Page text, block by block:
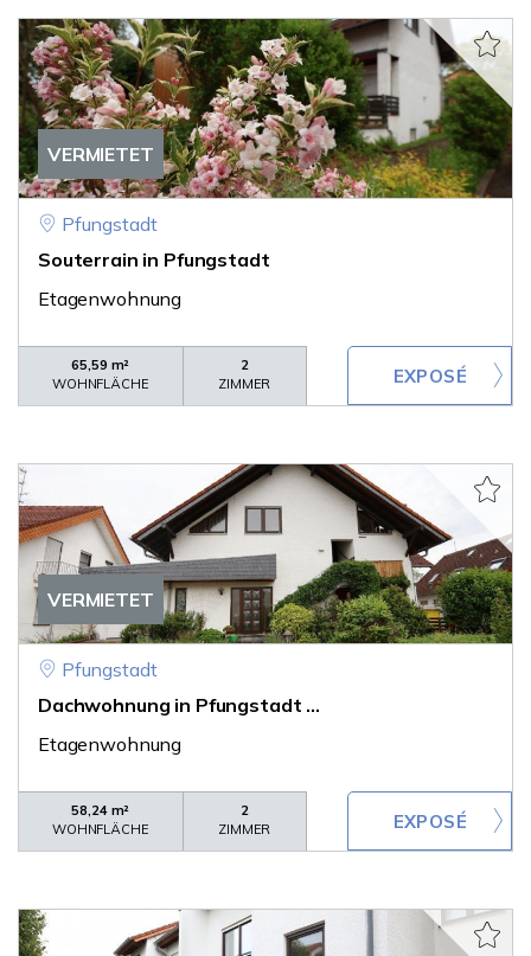
VERMIETET
Pfungstadt
Souterrain in Pfungstadt
Etagenwohnung
65,59 m²
WOHNFLÄCHE
2
ZIMMER
VERMIETET
Pfungstadt
Dachwohnung in Pfungstadt ...
Etagenwohnung
58,24 m²
WOHNFLÄCHE
2
ZIMMER